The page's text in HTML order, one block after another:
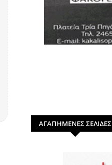
ΑΓΑΠΗΜΕΝΕΣ ΣΕΛΙΔΕΣ